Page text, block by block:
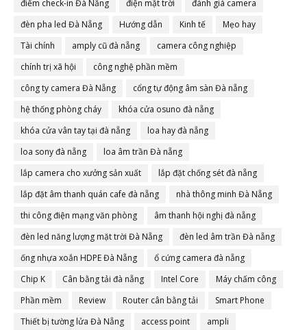
điểm check-in Đà Nẵng
điện mặt trời
đánh giá camera
đèn pha led Đà Nẵng
Hướng dẫn Kinh tế
Mẹo hay
Tài chính
amply cũ đà nẵng
camera công nghiệp
chính trị xã hội
công nghệ phần mềm
công ty camera Đà Nẵng
cổng tự động âm sàn Đà nẵng
hệ thống phòng cháy
khóa cửa osuno đà nẵng
khóa cửa vân tay tại đà nẵng
loa hay đà nẵng
loa sony đà nẵng
loa âm trần Đà nẵng
lắp camera cho xưởng sản xuất
lắp đặt chống sét đà nẵng
lắp đặt âm thanh quán cafe đà nẵng
nhà thông minh Đà Nẵng
thi công điện mạng văn phòng
âm thanh hội nghị đà nẵng
đèn led năng lượng mặt trời Đà Nẵng
đèn led âm trần Đà nẵng
ống nhựa xoắn HDPE Đà Nẵng
ổ cứng camera đà nẵng
Chip K
Cân bằng tải đà nẵng Intel Core
Máy chấm công
Phần mềm
Review Router cân bằng tải
Smart Phone
Thiết bị tường lửa Đà Nẵng
access point
ampli